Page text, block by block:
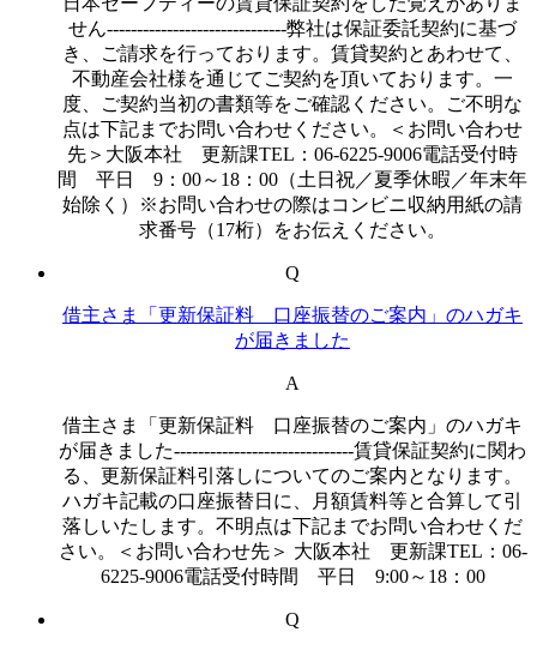
せん------------------------------弊社は保証委託契約に基づ
き、ご請求を行っております。賃貸契約とあわせて、
不動産会社様を通じてご契約を頂いております。一
度、ご契約当初の書類等をご確認ください。ご不明な
点は下記までお問い合わせください。＜お問い合わせ
先＞大阪本社 更新課TEL：06-6225-9006電話受付時
間 平日 9：00～18：00（土日祝／夏季休暇／年末年
始除く）※お問い合わせの際はコンビニ収納用紙の請
求番号（17桁）をお伝えください。
Q
借主さま「更新保証料 口座振替のご案内」のハガキ
が届きました
A
借主さま「更新保証料 口座振替のご案内」のハガキ
が届きました------------------------------賃貸保証契約に関わ
る、更新保証料引落しについてのご案内となります。
ハガキ記載の口座振替日に、月額賃料等と合算して引
落しいたします。不明点は下記までお問い合わせくだ
さい。＜お問い合わせ先＞ 大阪本社 更新課TEL：06-
6225-9006電話受付時間 平日 9:00～18：00
Q